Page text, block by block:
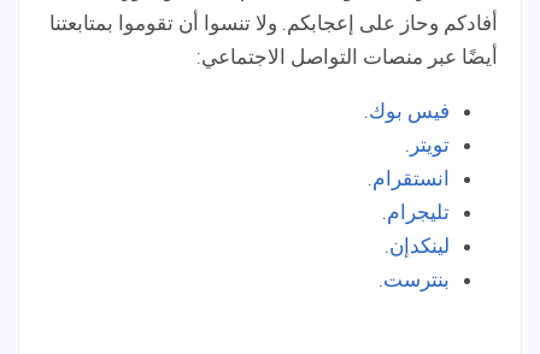
أفادكم وحاز على إعجابكم. ولا تنسوا أن تقوموا بمتابعتنا
أيضًا عبر منصات التواصل الاجتماعي:
فيس بوك.
تويتر .
انستقرام.
تليجرام.
لينكدإن.
بنترست.